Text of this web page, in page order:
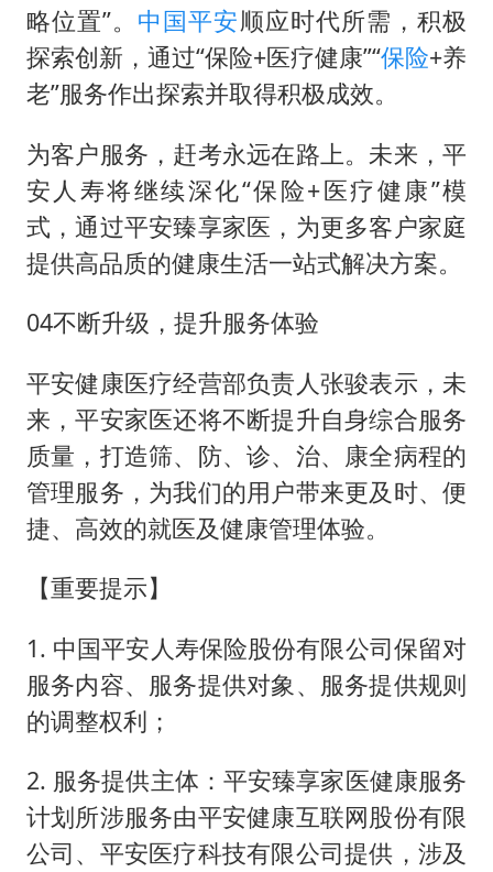
略位置”。 中国平安顺应时代所需，积极
探索创新，通过“保险+医疗健康”“保险+养
老”服务作出探索并取得积极成效。
为客户服务，赶考永远在路上。未来，平
安人寿将继续深化“保险+医疗健康”模
式，通过平安臻享家医，为更多客户家庭
提供高品质的健康生活一站式解决方案。
04不断升级，提升服务体验
平安健康医疗经营部负责人张骏表示，未
来，平安家医还将不断提升自身综合服务
质量，打造筛、防、诊、治、康全病程的
管理服务，为我们的用户带来更及时、便
捷、高效的就医及健康管理体验。
【重要提示】
1. 中国平安人寿保险股份有限公司保留对
服务内容、服务提供对象、服务提供规则
的调整权利；
2. 服务提供主体：平安臻享家医健康服务
计划所涉服务由平安健康互联网股份有限
公司、平安医疗科技有限公司提供，涉及